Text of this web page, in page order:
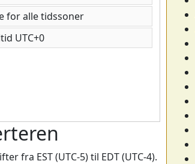
for alle tidssoner
UTC+0
fra EST (UTC-5) til EDT (UTC-4).